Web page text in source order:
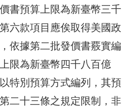
書預算上限為新臺幣三千
六款項目應俟取得美國政
依據第二批發價書覈實編
限為新臺幣四千八百億
特別預算方式編列，其預
二十三條之規定限制，非